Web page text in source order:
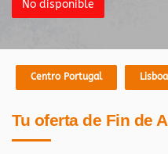
No disponible
Centro Portugal Lisboa
Tu oferta de Fin de